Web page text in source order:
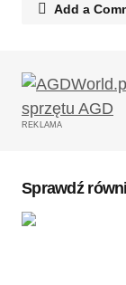
Add a
Twój adres
Wymagane
REKLAMA
Sprawdź